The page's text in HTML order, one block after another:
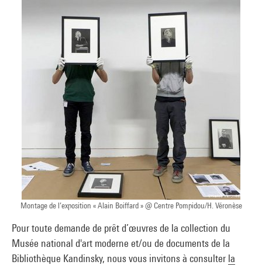
Montage de l’exposition « Alain Boiffard » @ Centre Pompidou/H. Véronèse
Pour toute demande de prêt d’œuvres de la collection du
Musée national d'art moderne et/ou de documents de la
Bibliothèque Kandinsky, nous vous invitons à consulter la